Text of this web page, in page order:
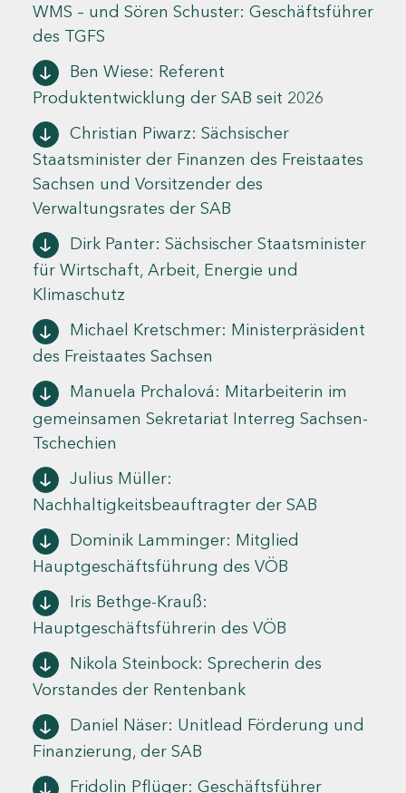
WMS – und Sören Schuster: Geschäftsführer
des TGFS
Ben Wiese: Referent
Produktentwicklung der SAB seit 2026
Christian Piwarz: Sächsischer
Staatsminister der Finanzen des Freistaates
Sachsen und Vorsitzender des
Verwaltungsrates der SAB
Dirk Panter: Sächsischer Staatsminister
für Wirtschaft, Arbeit, Energie und
Klimaschutz
Michael Kretschmer: Ministerpräsident
des Freistaates Sachsen
Manuela Prchalová: Mitarbeiterin im
gemeinsamen Sekretariat Interreg Sachsen-
Tschechien
Julius Müller:
Nachhaltigkeitsbeauftragter der SAB
Dominik Lamminger: Mitglied
Hauptgeschäftsführung des VÖB
Iris Bethge-Krauß:
Hauptgeschäftsführerin des VÖB
Nikola Steinbock: Sprecherin des
Vorstandes der Rentenbank
Daniel Näser: Unitlead Förderung und
Finanzierung, der SAB
Fridolin Pflüger: Geschäftsführer